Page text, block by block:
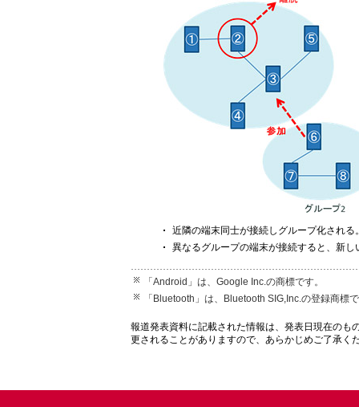
近隣の端末同士が接続しグループ化される
異なるグループの端末が接続すると、新
「Android」は、Google Inc.の商標です。
「Bluetooth」は、Bluetooth SIG,Inc.の登録商標
報道発表資料に記載された情報は、発表日現在のも
更されることがありますので、あらかじめご了承く